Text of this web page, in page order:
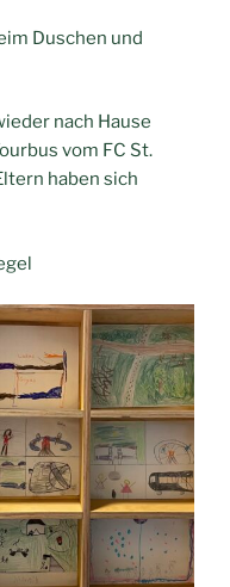
Duschen und
nach Hause
vom FC St.
haben sich